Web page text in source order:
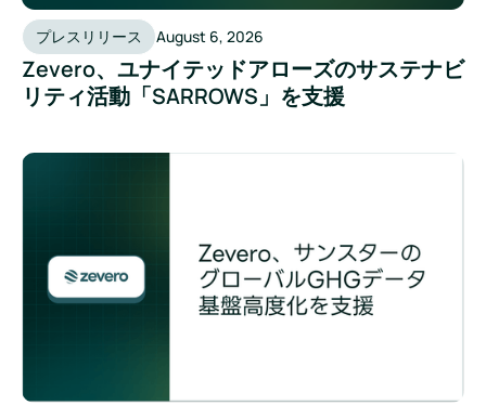
プレスリリース August 6, 2026
Zevero、ユナイテッドアローズのサステナビ
リティ活動「SARROWS」を支援